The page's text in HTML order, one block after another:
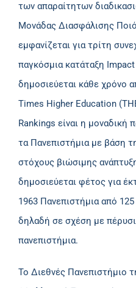
των απαραίτητων
Μονάδας Διασφάλισης
εμφανίζεται για τρίτη
παγκόσμια κατάταξη
δημοσιεύεται κάθε χρόνο
Times Higher Education
Rankings είναι η μοναδική
τα Πανεπιστήμια με βάση
στόχους βιώσιμης
δημοσιεύεται φέτος για
1963 Πανεπιστήμια από
δηλαδή σε σχέση με
πανεπιστήμια.
To Διεθνές Πανεπιστήμιο